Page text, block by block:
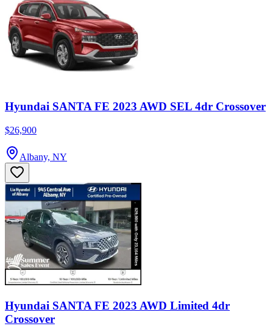
Hyundai SANTA FE 2023 AWD SEL 4dr Crossover
$26,900
Albany, NY
Hyundai SANTA FE 2023 AWD Limited 4dr
Crossover